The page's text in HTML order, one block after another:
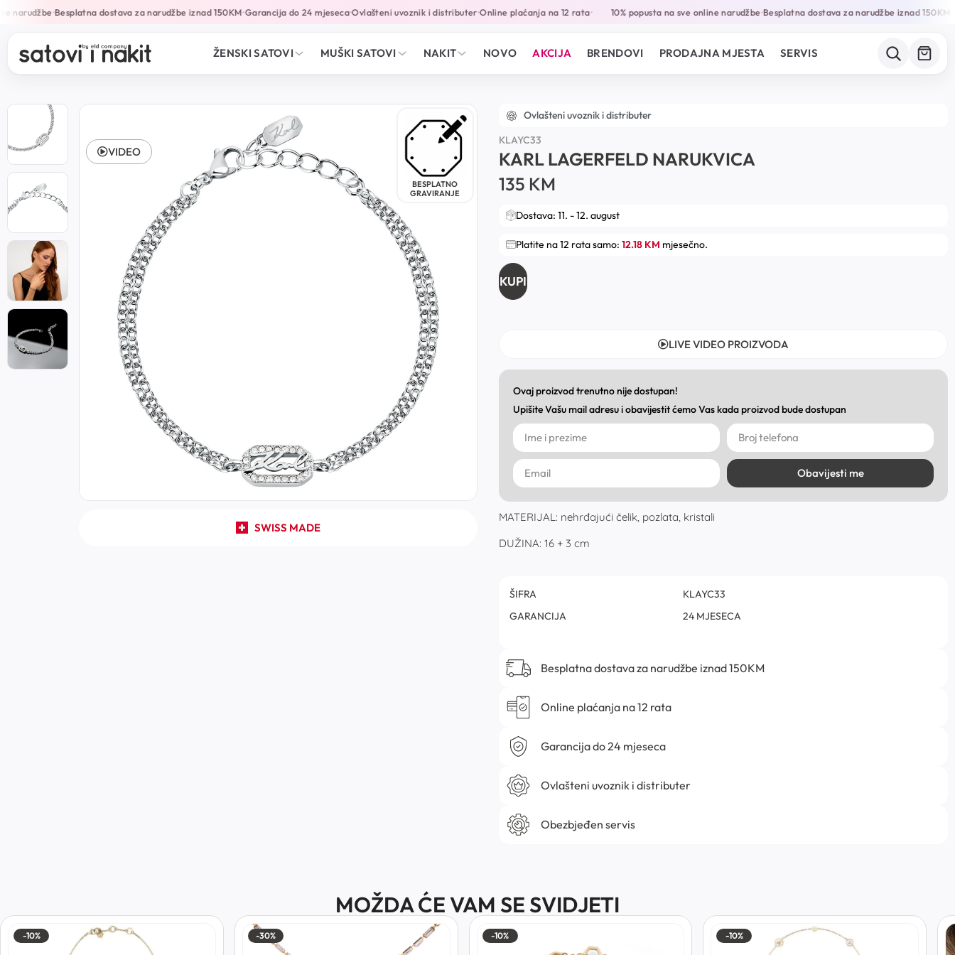
narudžbe•Besplatna dostava za narudžbe iznad 150KM•Garancija do 24 mjeseca•Ovlašteni uvoznik i distributer•Online plaćanja na 12 rata• 10% popusta na sve online narudžbe•Besplatna dostava za narudžbe iznad 150KM•
ŽENSKI SATOVI MUŠKI SATOVI NAKIT NOVO AKCIJA BRENDOVI PRODAJNA MJESTA SERVIS
BESPLATNO
GRAVIRANJE
SWISS MADE
VIDEO
Ovlašteni uvoznik i distributer
KLAYC33
KARL LAGERFELD NARUKVICA
135 KM
Dostava: 11. - 12. august
Platite na 12 rata samo: 12.18 KM mjesečno.
KUPI
LIVE VIDEO PROIZVODA
Ovaj proizvod trenutno nije dostupan!
Upišite Vašu mail adresu i obavijestit ćemo Vas kada proizvod bude dostupan
Obavijesti me
MATERIJAL: nehrđajući čelik, pozlata, kristali
DUŽINA: 16 + 3 cm
ŠIFRA
KLAYC33
GARANCIJA
24 MJESECA
Besplatna dostava za narudžbe iznad 150KM
Online plaćanja na 12 rata
Garancija do 24 mjeseca
Ovlašteni uvoznik i distributer
Obezbjeđen servis
MOŽDA ĆE VAM SE SVIDJETI
-10% -30% -10% -10%